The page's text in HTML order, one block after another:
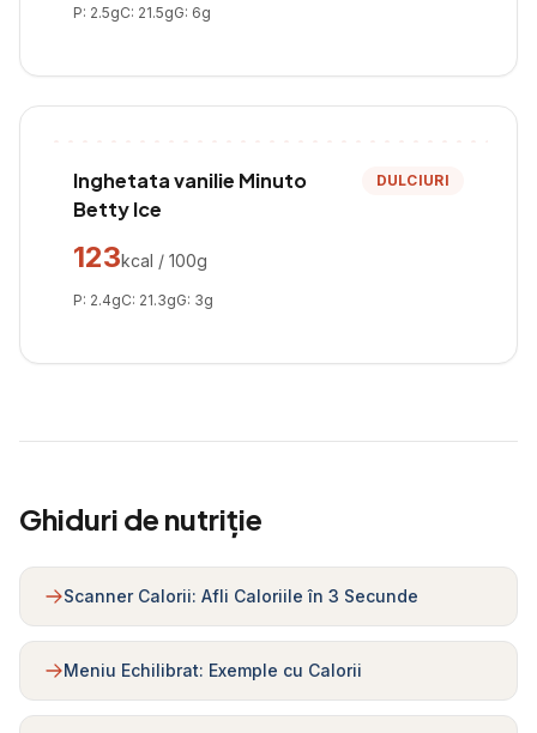
P: 2.5gC: 21.5gG: 6g
Inghetata vanilie Minuto
Betty Ice
DULCIURI
123kcal / 100g
P: 2.4gC: 21.3gG: 3g
Ghiduri de nutriție
Scanner Calorii: Afli Caloriile în 3 Secunde
Meniu Echilibrat: Exemple cu Calorii